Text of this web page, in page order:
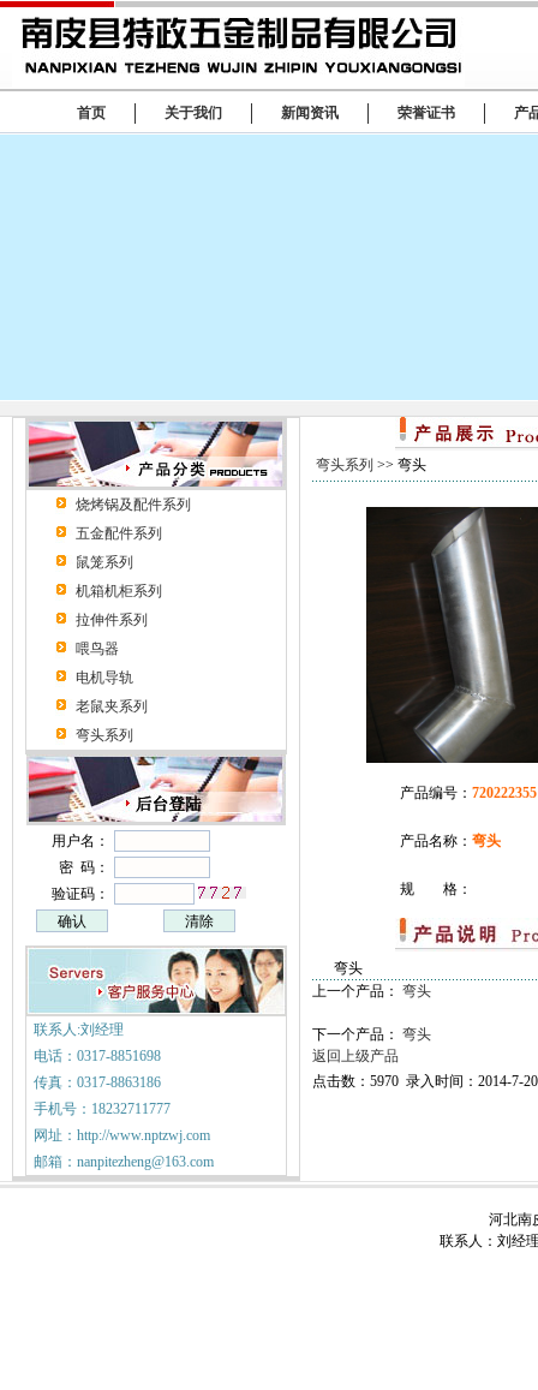
首页 关于我们 新闻资讯 荣誉证书 产
烧烤锅及配件系列
五金配件系列
鼠笼系列
机箱机柜系列
拉伸件系列
喂鸟器
电机导轨
老鼠夹系列
弯头系列
用户名：
密 码：
验证码：
联系人:刘经理
电话：0317-8851698
传真：0317-8863186
手机号：18232711777
网址：http://www.nptzwj.com
邮箱：nanpitezheng@163.com
弯头系列 >> 弯头
产品编号：
产品名称： 弯头
规 格：
弯头
上一个产品： 弯头
下一个产品： 弯头
返回上级产品
点击数：5970 录入时间：2014-7-
河北南
联系人：刘经